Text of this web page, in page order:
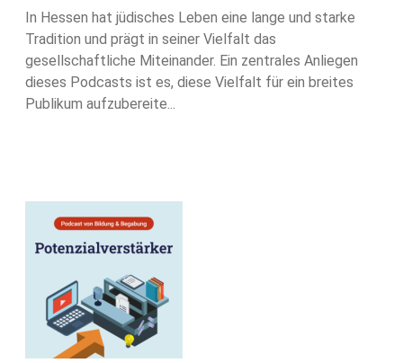
In Hessen hat jüdisches Leben eine lange und starke
Tradition und prägt in seiner Vielfalt das
gesellschaftliche Miteinander. Ein zentrales Anliegen
dieses Podcasts ist es, diese Vielfalt für ein breites
Publikum aufzubereite...